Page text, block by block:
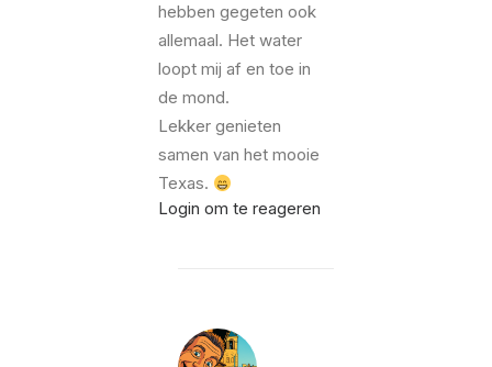
hebben gegeten ook
allemaal. Het water
loopt mij af en toe in
de mond.
Lekker genieten
samen van het mooie
Texas.
Login om te reageren